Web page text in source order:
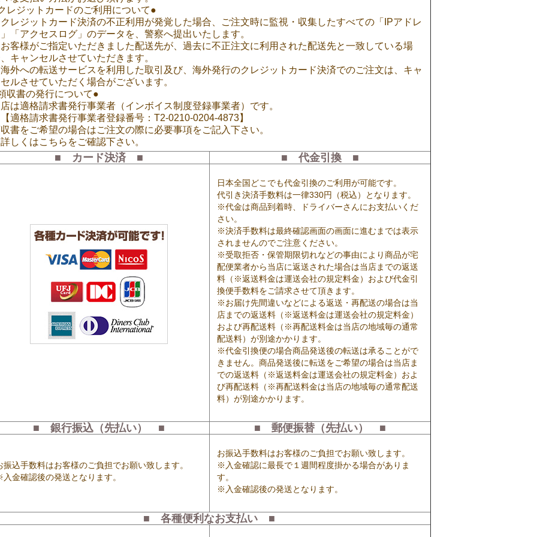
レジットカードのご利用について●
レジットカード決済の不正利用が発覚した場合、ご注文時に監視・収集したすべての「IPアドレ
「アクセスログ」のデータを、警察へ提出いたします。
客様がご指定いただきました配送先が、過去に不正注文に利用された配送先と一致している場
キャンセルさせていただきます。
外への転送サービスを利用した取引及び、海外発行のクレジットカード決済でのご注文は、キャ
ルさせていただく場合がございます。
収書の発行について●
は適格請求書発行事業者（インボイス制度登録事業者）です。
格請求書発行事業者登録番号：T2-0210-0204-4873】
書をご希望の場合はご注文の際に必要事項をご記入下さい。
しくはこちらをご確認下さい。
■ カード決済 ■ ■ 代金引換 ■
日本全国どこでも代金引換のご利用が可能です。
代引き決済手数料は一律330円（税込）となります。
※代金は商品到着時、ドライバーさんにお支払いくだ
さい。
※決済手数料は最終確認画面の画面に進むまでは表示
されませんのでご注意ください。
※受取拒否・保管期限切れなどの事由により商品が宅
配便業者から当店に返送された場合は当店までの返送
料（※返送料金は運送会社の規定料金）および代金引
換便手数料をご請求させて頂きます。
※お届け先間違いなどによる返送・再配送の場合は当
店までの返送料（※返送料金は運送会社の規定料金）
および再配送料（※再配送料金は当店の地域毎の通常
配送料）が別途かかります。
※代金引換便の場合商品発送後の転送は承ることがで
きません。商品発送後に転送をご希望の場合は当店ま
での返送料（※返送料金は運送会社の規定料金）およ
び再配送料（※再配送料金は当店の地域毎の通常配送
料）が別途かかります。
■ 銀行振込（先払い） ■ ■ 郵便振替（先払い） ■
振込手数料はお客様のご負担でお願い致します。
金確認後の発送となります。
お振込手数料はお客様のご負担でお願い致します。
※入金確認に最長で１週間程度掛かる場合がありま
す。
※入金確認後の発送となります。
■ 各種便利なお支払い ■